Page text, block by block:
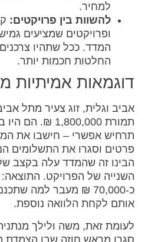
למחיר.
להשוות בין פרויקטים:
ופרויקטים שמציעים
המדד. ככל שתהיו
החלטות חכמות יותר.
דוגמאות אמיתיות
אביב וגלית, זוג צעיר מתל
תמורת
תרחיש אפשרי – חישבו את
פרטים וסגרו את התשלומים
השנייה של הפרויקט.
כ-70,000 ₪ מעבר למה
אותם לקחת הלוואה נוספת.
לעומת זאת, משה ולילך
סגרו מראש חוזה שבו הצמדת